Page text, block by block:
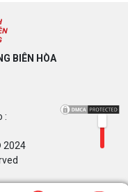
1 TỶ CẤU HÌNH CHI
Mở Khóa Frame Gen
Series và Card AMD
BIÊN HÒA​
:
2024